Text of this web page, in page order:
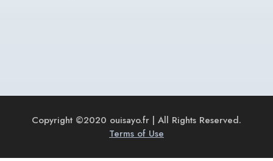
Copyright ©2020 ouisayo.fr | All Rights Reserved.
Terms of Use